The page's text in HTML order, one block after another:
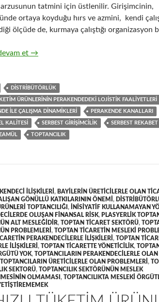
arzusunun tatmini için üstlenilir. Girişimcinin,
ortaya koyduğu hırs ve azmini, kendi
ölçüde de, kurmaya çalıştığı organizasyon
hızlı tüketim ürünlerinin
et →
DISTRIBÜTÖRLÜK
ÜRÜNLERININ PERAKENDEDEKI LOJISTIK FAALIYETLERI
ILE ÇALIŞMA DINAMIKLERI PERAKENDE KANALLARI
KALITESI SERBEST GIRIŞIMCILIK SERBEST
TOPTANCILIK
ILIŞKILERI , BAYILERIN ÜRETICILERLE OLAN
GÖNÜLLÜ KATKILARININ ÖNEMI ,
TOPTANCILIĞI , INISIYATIF KULLANAMAYAN
OLUŞAN FINANSAL RISK, PLASYERLIK
ALT MESLEĞIDIR, TOPTAN TICARET SEKTÖRÜ,
PROBLEMLERI , TOPTAN TICARETIN MESLEKI
PERAKENDECILERLE ILIŞKILERI , TOPTAN
ILIŞKILERI , TOPTAN TICARETTE YÖNETICILIK,
YOK, TOPTANCILARIN PERAKENDECILERLE OLAN
TOPTANCILARIN ÜRETICILERLE OLAN PROBLEMLERI ,
SEKTORÜ, TOPTANCILIK SEKTÖRÜNÜN MESLEK
OLMAMASI , TOPTANCILIKTA MESLEKI